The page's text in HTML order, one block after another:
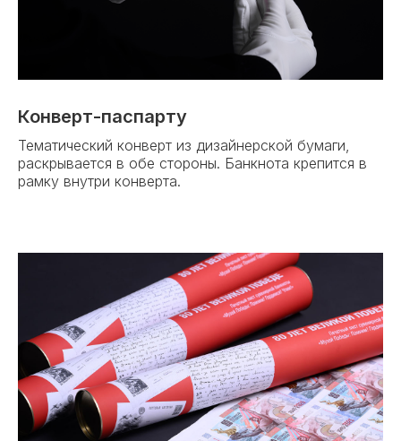
Конверт-паспарту
Тематический конверт из дизайнерской бумаги,
раскрывается в обе стороны. Банкнота крепится в
рамку внутри конверта.